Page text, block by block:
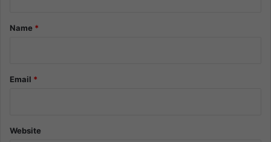
*Name *
Email *
Website